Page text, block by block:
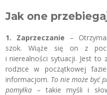
Jak one
1. Zaprzeczanie –
szok. Wiąże się on z
i nierealności sytuacji. Jest to
rodzice w początkowej
informacjom. To nie może być
pomyłka – takie myśli i